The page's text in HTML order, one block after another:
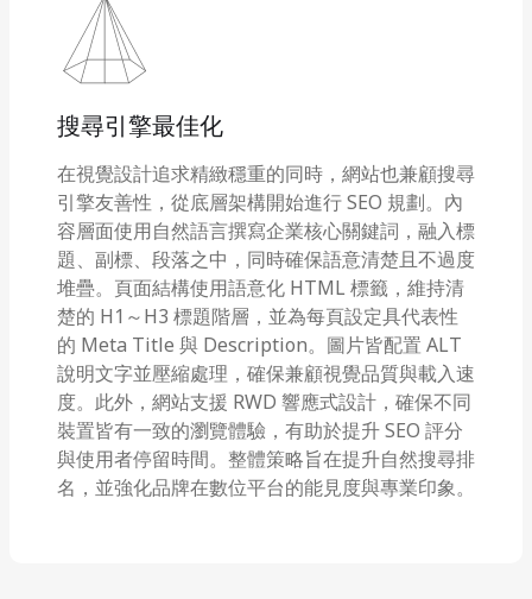
搜尋引擎最佳化
在視覺設計追求精緻穩重的同時，網站也兼顧搜尋
引擎友善性，從底層架構開始進行 SEO 規劃。內
容層面使用自然語言撰寫企業核心關鍵詞，融入標
題、副標、段落之中，同時確保語意清楚且不過度
堆疊。頁面結構使用語意化 HTML 標籤，維持清
楚的 H1～H3 標題階層，並為每頁設定具代表性
的 Meta Title 與 Description。圖片皆配置 ALT
說明文字並壓縮處理，確保兼顧視覺品質與載入速
度。此外，網站支援 RWD 響應式設計，確保不同
裝置皆有一致的瀏覽體驗，有助於提升 SEO 評分
與使用者停留時間。整體策略旨在提升自然搜尋排
名，並強化品牌在數位平台的能見度與專業印象。